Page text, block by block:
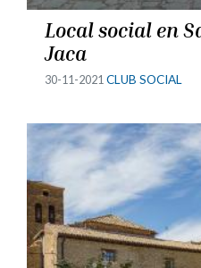
Local social en
Jaca
30-11-2021 CLUB SOCIAL